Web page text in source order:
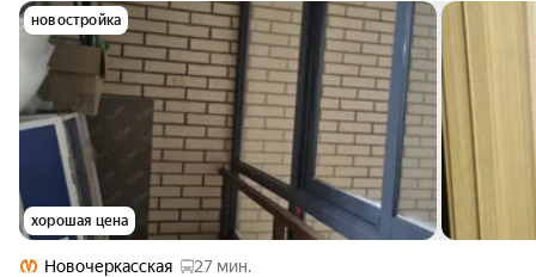
новостройка
хорошая цена
Новочеркасская
27 мин.